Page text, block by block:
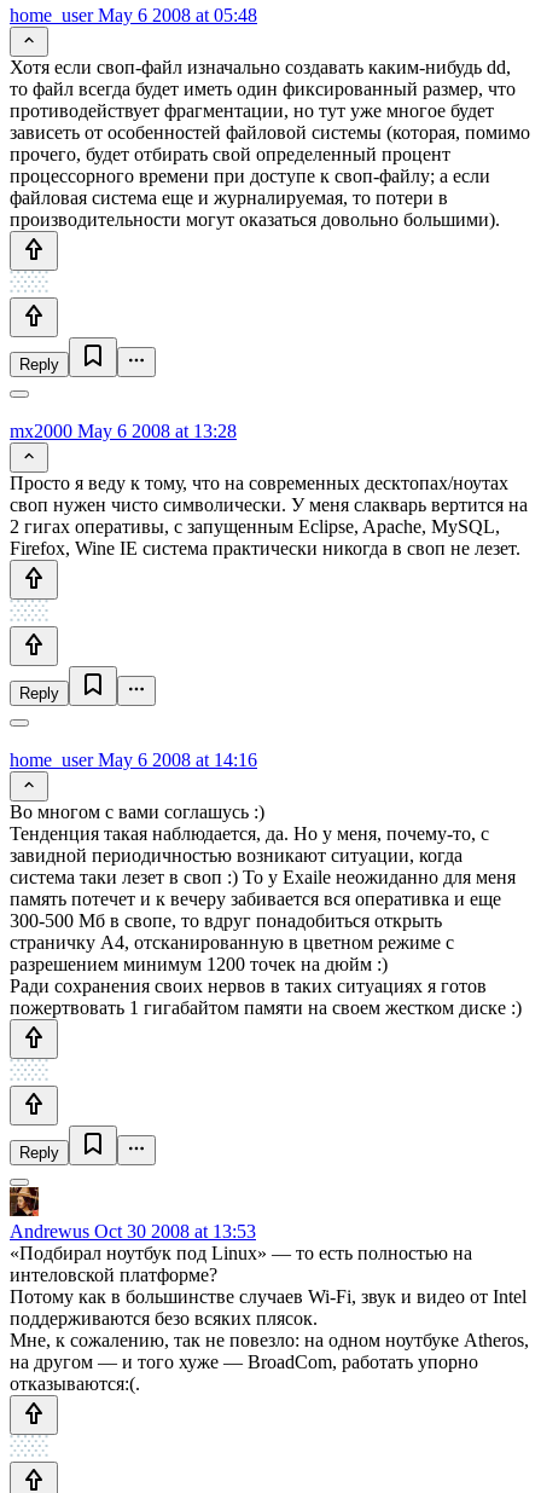
home_userMay 6 2008 at 05:48
Хотя если своп-файл изначально создавать каким-нибудь dd,
то файл всегда будет иметь один фиксированный размер, что
противодействует фрагментации, но тут уже многое будет
зависеть от особенностей файловой системы (которая, помимо
прочего, будет отбирать свой определенный процент
процессорного времени при доступе к своп-файлу; а если
файловая система еще и журналируемая, то потери в
производительности могут оказаться довольно большими).
Reply
mx2000 May 6 2008 at 13:28
Просто я веду к тому, что на современных десктопах/ноутах
своп нужен чисто символически. У меня слакварь вертится на
2 гигах оперативы, с запущенным Eclipse, Apache, MySQL,
Firefox, Wine IE система практически никогда в своп не лезет.
Reply
home_userMay 6 2008 at 14:16
Во многом с вами соглашусь :)
Тенденция такая наблюдается, да. Но у меня, почему-то, с
завидной периодичностью возникают ситуации, когда
система таки лезет в своп :) То у Exaile неожиданно для меня
память потечет и к вечеру забивается вся оперативка и еще
300-500 Мб в свопе, то вдруг понадобиться открыть
страничку A4, отсканированную в цветном режиме с
разрешением минимум 1200 точек на дюйм :)
Ради сохранения своих нервов в таких ситуациях я готов
пожертвовать 1 гигабайтом памяти на своем жестком диске :)
Reply
Andrewus Oct 30 2008 at 13:53
«Подбирал ноутбук под Linux» — то есть полностью на
интеловской платформе?
Потому как в большинстве случаев Wi-Fi, звук и видео от Intel
поддерживаются безо всяких плясок.
Мне, к сожалению, так не повезло: на одном ноутбуке Atheros,
на другом — и того хуже — BroadCom, работать упорно
отказываются:(.